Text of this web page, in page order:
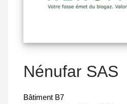
Nénufar SAS
Bâtiment B7